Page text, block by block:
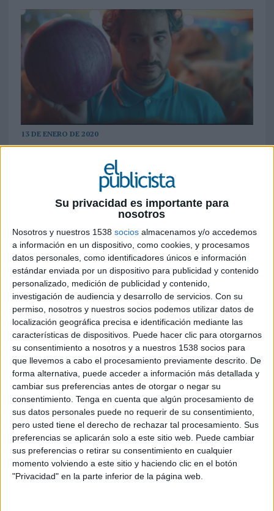
Su privacidad es importante para
nosotros
Nosotros y nuestros 1538 socios almacenamos y/o accedemos
a información en un dispositivo, como cookies, y procesamos
datos personales, como identificadores únicos e información
estándar enviada por un dispositivo para publicidad y contenido
personalizado, medición de publicidad y contenido,
investigación de audiencia y desarrollo de servicios. Con su
permiso, nosotros y nuestros socios podemos utilizar datos de
localización geográfica precisa e identificación mediante las
características de dispositivos. Puede hacer clic para otorgarnos
su consentimiento a nosotros y a nuestros 1538 socios para
que llevemos a cabo el procesamiento previamente descrito. De
forma alternativa, puede acceder a información más detallada y
cambiar sus preferencias antes de otorgar o negar su
consentimiento. Tenga en cuenta que algún procesamiento de
sus datos personales puede no requerir de su consentimiento,
pero usted tiene el derecho de rechazar tal procesamiento. Sus
preferencias se aplicarán solo a este sitio web. Puede cambiar
sus preferencias o retirar su consentimiento en cualquier
momento volviendo a este sitio y haciendo clic en el botón
"Privacidad" en la parte inferior de la página web.
13 DE ENERO DE 2020
Ficha técnica “Invasión”
Anunciante: Grupo Másmóvil
Marca: Yoigo
Producto: Fibra, móvil, TV
Contactos del anunciante: Jacobo Gálvez, Ana
Torres, Amagoia Sologestoa y Alba Bobillo
Agencia: Pingüino Torreblanca
Directores creativos: José Luis Moro y Pablo
Torreblanca
Director general: Ignacio Olazábal
Equipo creativo: Emma Castañeiras y David Valls
Directora arte digital: Noelia Moreno